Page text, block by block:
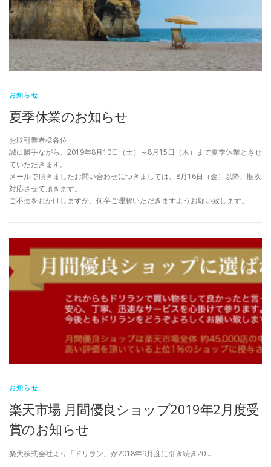
お知らせ
夏季休業のお知らせ
お取引業者様各位
誠に勝手ながら、2019年8月10日（土）～8月15日（木）まで夏季休業とさせ
ていただきます。
メールで頂きましたお問い合わせにつきましては、8月16日（金）以降、順次
対応させて頂きます。
ご不便をおかけしますが、何卒ご理解いただきますようお願い致します。
お知らせ
楽天市場 月間優良ショップ2019年2月度受
賞のお知らせ
楽天株式会社より「ドリラン」が2018年9月度に引き続き20 …